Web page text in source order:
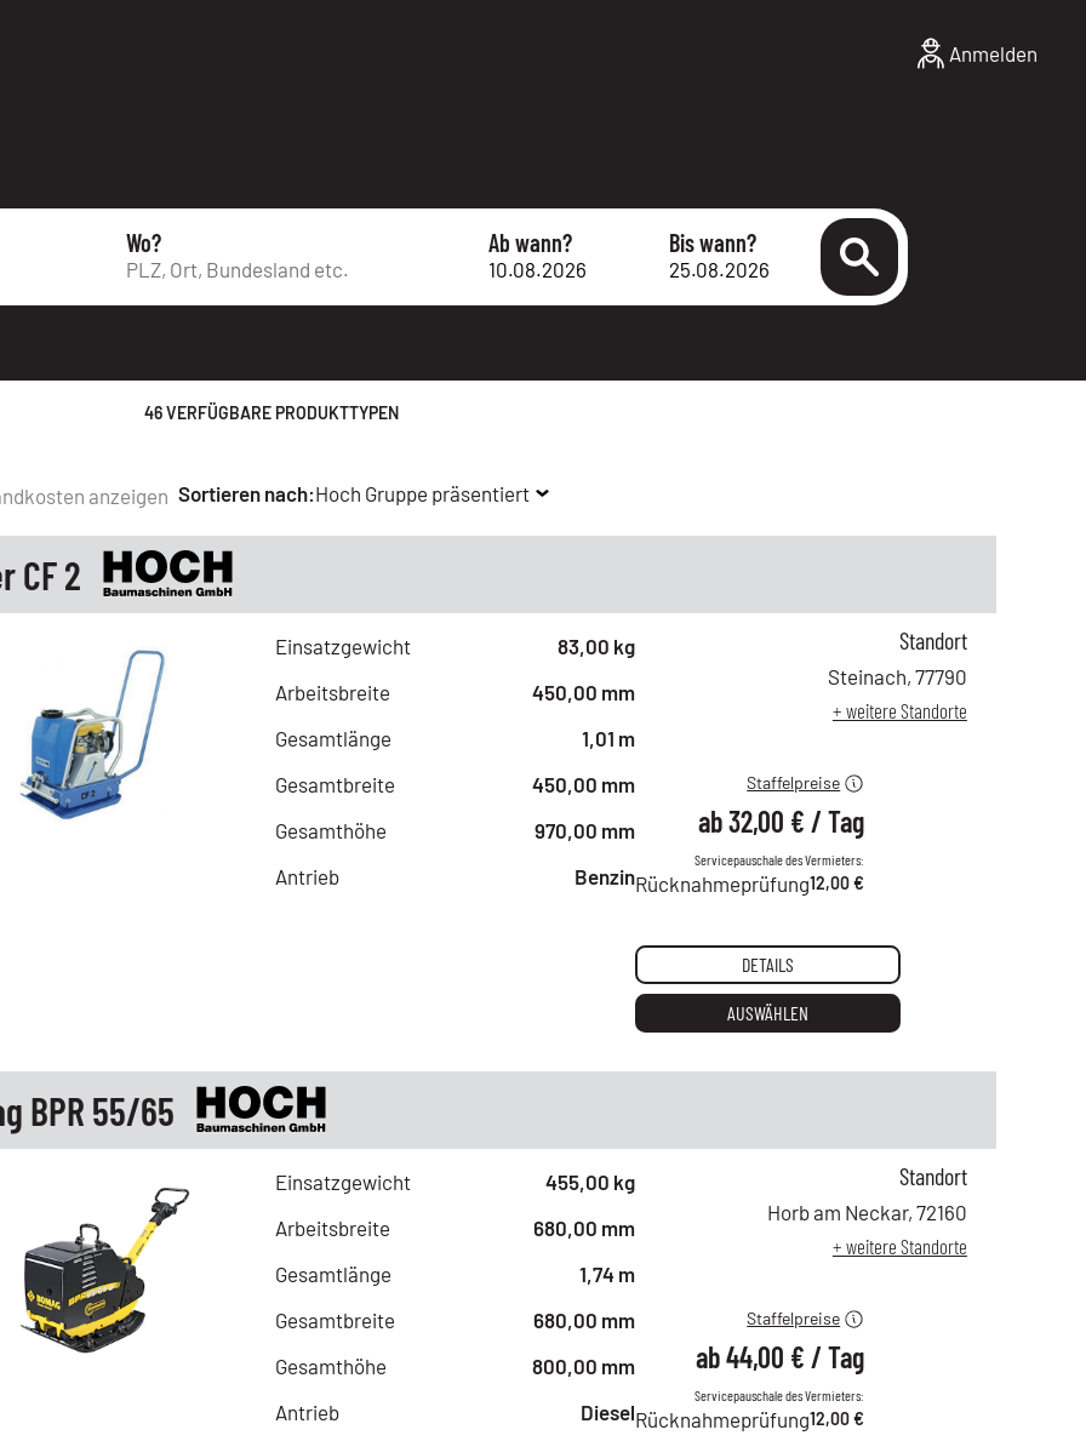
Anmelden
Wo? Ab wann? Bis wann?
46 VERFÜGBARE PRODUKTTYPEN
anzeigen Sortieren nach:Hoch Gruppe präsentiert
CF 2
Einsatzgewicht
83,00 kg
Arbeitsbreite
450,00 mm
Gesamtlänge
1,01 m
Gesamtbreite
450,00 mm
Gesamthöhe
970,00 mm
Antrieb
Benzin
45,00 €
ab 6 Tagen
Staffelpreise
ab32,00 € /Tag
Servicepauschale des Vermieters:
Rücknahmeprüfung12,00 €
Standort
Steinach, 77790
+ weitere Standorte
DETAILS
AUSWÄHLEN
BPR 55/65
Einsatzgewicht
455,00 kg
Arbeitsbreite
680,00 mm
Gesamtlänge
1,74 m
Gesamtbreite
680,00 mm
Gesamthöhe
800,00 mm
Antrieb
Diesel
63,00 €
ab 6 Tagen
ab 21 Tagen
Staffelpreise
ab44,00 € /Tag
Servicepauschale des Vermieters:
Rücknahmeprüfung12,00 €
Standort
Horb am Neckar, 72160
+ weitere Standorte